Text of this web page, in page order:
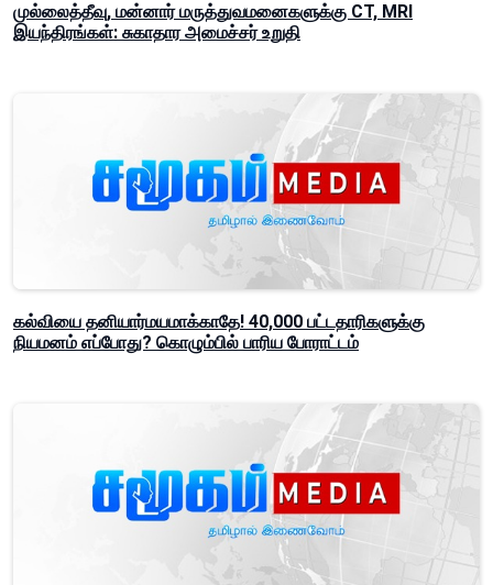
முல்லைத்தீவு, மன்னார் மருத்துவமனைகளுக்கு CT, MRI
இயந்திரங்கள்: சுகாதார அமைச்சர் உறுதி
கல்வியை தனியார்மயமாக்காதே! 40,000 பட்டதாரிகளுக்கு
நியமனம் எப்போது? கொழும்பில் பாரிய போராட்டம்